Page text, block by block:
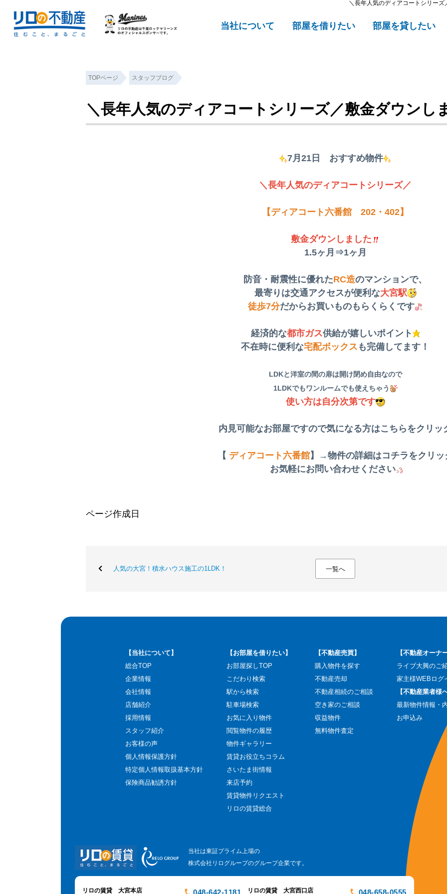
＼長年人気のディアコートシリー
当社について 部屋を借りたい 部屋を貸したい
TOPページ スタッフブログ
＼長年人気のディアコートシリーズ／敷金ダウンし
7月21日 おすすめ物件
＼長年人気のディアコートシリーズ／
【ディアコート六番館 202・402】
敷金ダウンしました
1.5ヶ月⇒1ヶ月
防音・耐震性に優れたRC造のマンションで、
最寄りは交通アクセスが便利な大宮駅
徒歩7分だからお買いものもらくらくです
経済的な都市ガス供給が嬉しいポイント
不在時に便利な宅配ボックス も完備してます！
LDKと洋室の間の扉は開け閉め自由なので
1LDKでもワンルームでも使えちゃう
使い方は自分次第です
内見可能なお部屋ですので気になる方はこちら をクリッ
【 ディアコート六番館】→物件の詳細はコチラをクリッ
お気軽にお問い合わせください
ページ作成日
人気の大宮！積水ハウス施工の1LDK！ 一覧へ
【当社について】
総合TOP
企業情報
会社情報
店舗紹介
採用情報
スタッフ紹介
お客様の声
個人情報保護方針
特定個人情報取扱基本方針
保険商品勧誘方針
【お部屋を借りたい】
お部屋探しTOP
こだわり検索
駅から検索
駐車場検索
お気に入り物件
閲覧物件の履歴
物件ギャラリー
賃貸お役立ちコラム
さいたま街情報
来店予約
賃貸物件リクエスト
リロの賃貸総合
【不動産売買】
購入物件を探す
不動産売却
不動産相続のご相談
空き家のご相談
収益物件
無料物件査定
【不動産オーナ
ライブ大興のご
家主様WEBログ
【不動産業者様
最新物件情報・
お申込み
当社は東証プライム上場の
株式会社リログループのグループ企業です。
リロの賃貸 大宮本店 048-642-1181 リロの賃貸 大宮西口店 048-658-0555